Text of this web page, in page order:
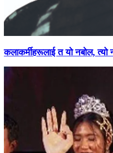
कलाकर्मीहरूलाई त यो नबोल,